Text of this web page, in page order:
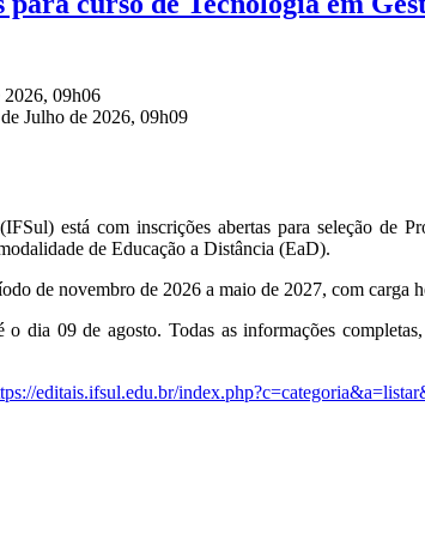
2026, 09h06
Julho de 2026, 09h09
está com inscrições abertas para seleção de
de Educação a Distância (EaD).
de novembro de 2026 a maio de 2027, com
o dia 09 de agosto. Todas as informações
editais.ifsul.edu.br/